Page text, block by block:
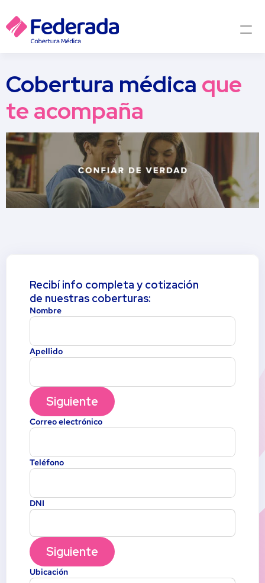
Cobertura médica que
te acompaña
Recibí info completa y cotización
de nuestras coberturas:
Nombre
Apellido
Siguiente
Correo electrónico
Teléfono
DNI
Siguiente
Ubicación